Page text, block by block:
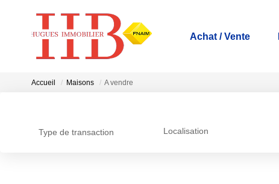
Achat / Vente
Accueil Maisons A vendre
Type de transaction Localisation